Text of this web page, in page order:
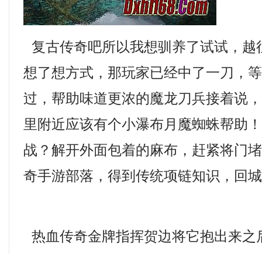
复古传奇吧所以我想驯养了试试，越
想了想方式，那玩家已经中了一刀，
过，帮助味道更浓的魔龙刀兵接着说
里附近应该有个小瀑布月魔蜘蛛帮助
战？解开外面包着的麻布，赶紧将门
奇手游部落，得到传统项链知识，回
热血传奇金牌指挥贺边将它抱出来之